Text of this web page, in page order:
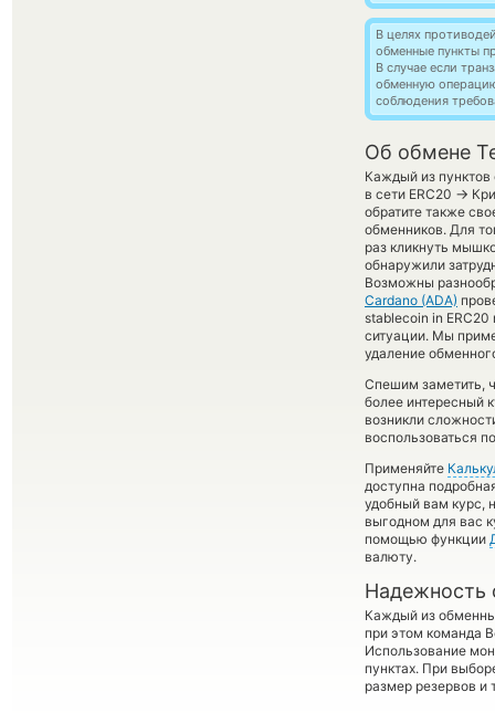
В целях
обменные пункты
В случае если
обменную
соблюдения
Об обмене
Каждый из пунктов
в сети ERC20 →
обратите также
обменников. Для
раз кликнуть
обнаружили
Возможны
Cardano (ADA)
stablecoin in
ситуации. Мы
удаление
Спешим заметить,
более интересный
возникли
воспользоваться
Применяйте
доступна
удобный вам курс,
выгодном для вас
помощью функции
валюту.
Надежность
Каждый из
при этом команда
Использование
пунктах. При
размер резервов и